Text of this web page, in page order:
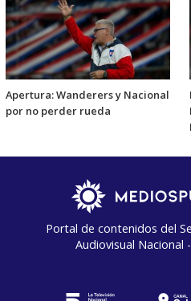
Apertura: Wanderers y Nacional
por no perder rueda
Portal de contenidos del
Audiovisual Nacional